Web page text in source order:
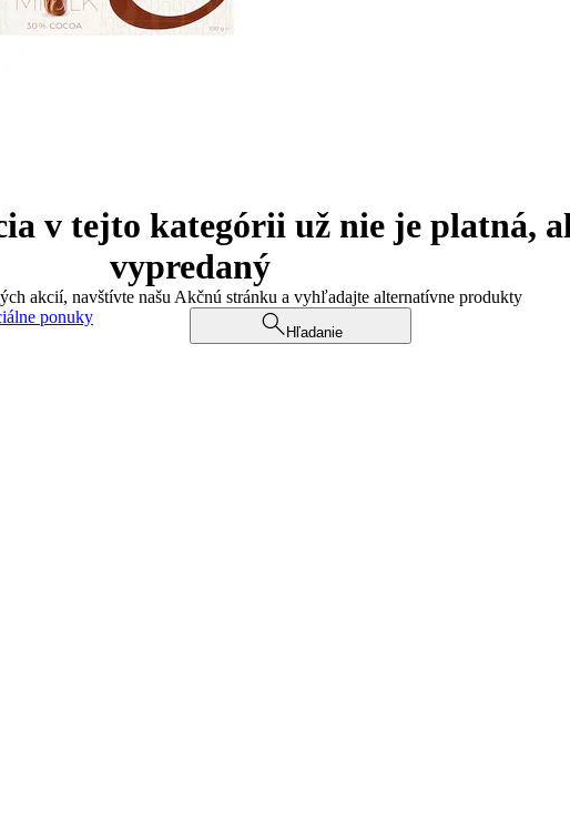
v tejto kategórii už nie je platná,
vypredaný
akcií, navštívte našu Akčnú stránku a vyhľadajte alternatívne produkty
ponuky
Hľadanie